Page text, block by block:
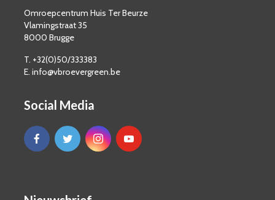
Omroepcentrum Huis Ter Beurze
Vlamingstraat 35
8000 Brugge
T. +32(0)50/333383
E. info@vbroevergreen.be
Social Media